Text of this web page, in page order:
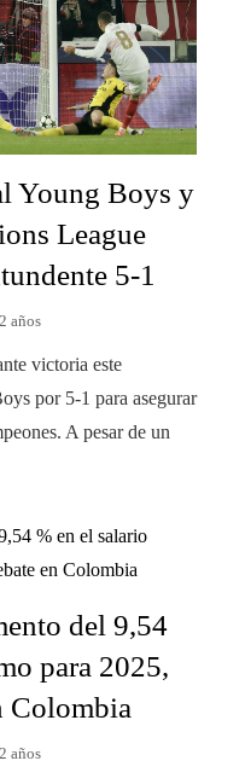
Young Boys y
League
5-1
años
victoria este
por 5-1 para asegurar
A pesar de un
del 9,54
para 2025,
Colombia
años